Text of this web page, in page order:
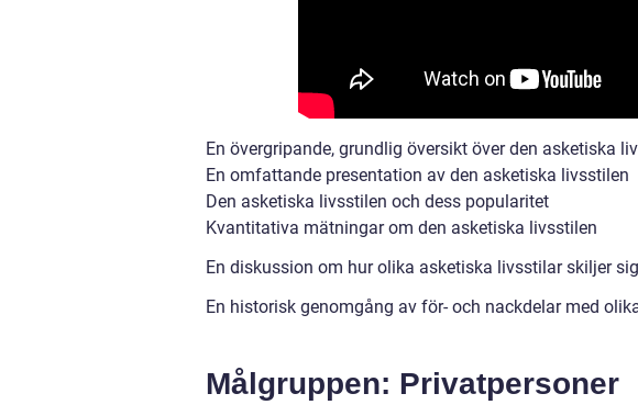
En övergripande, grundlig översikt över den asketiska
En omfattande presentation av den asketiska livsstilen
Den asketiska livsstilen och dess popularitet
Kvantitativa mätningar om den asketiska livsstilen
En diskussion om hur olika asketiska livsstilar skiljer
En historisk genomgång av för- och nackdelar med
Målgruppen: Privatpersoner